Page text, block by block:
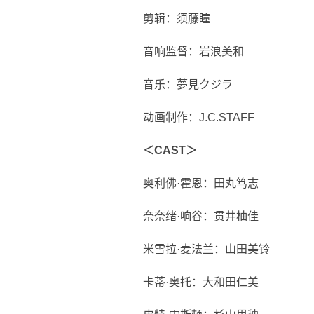
剪辑：须藤瞳
音响监督：岩浪美和
音乐：夢見クジラ
动画制作：J.C.STAFF
＜CAST＞
奥利佛·霍恩：田丸笃志
奈奈绪·响谷：贯井柚佳
米雪拉·麦法兰：山田美铃
卡蒂·奥托：大和田仁美